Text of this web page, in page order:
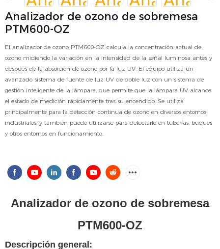
Analizador de ozono de sobremesa
PTM600-OZ
El analizador de ozono PTM600-OZ calcula la concentración actual de
ozono midiendo la variación en la intensidad de la señal luminosa antes y
después de la absorción de ozono por la luz UV. El equipo utiliza un
avanzado sistema de fuente de luz UV de doble luz con un sistema de
gestión inteligente de la lámpara, que permite que la lámpara UV alcance
el estado de medición rápidamente tras su encendido. Se utiliza
principalmente para la detección continua de ozono en diversos entornos
industriales, y también puede utilizarse para detectarlo en tuberías, buques
y otros entornos en funcionamiento.
Analizador de ozono de sobremesa
PTM600-OZ
Descripción general: